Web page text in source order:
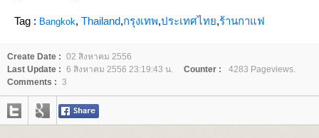
Tag : Bangkok, Thailand,กรุงเทพ,ประเทศไท,ร้านกาแฟ
Create Date : 02 สิงหาคม 2556
Last Update : 6 สิงหาคม 2556 23:19:43 น. Counter :
4283 Pageviews.
Comments : 3